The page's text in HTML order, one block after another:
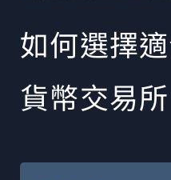
如何選擇
貨幣交易所